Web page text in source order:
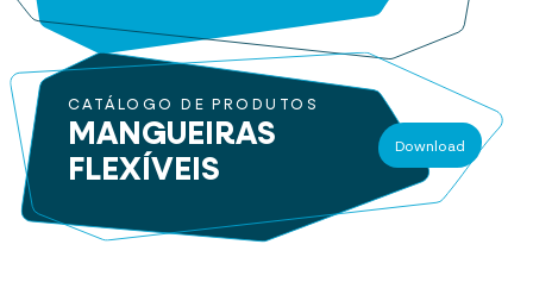
CATÁLOGO DE PRODUTOS
MANGUEIRAS
FLEXÍVEIS
Download